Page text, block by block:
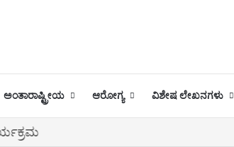
ಅಂತಾರಾಷ್ಟ್ರೀಯ ಆರೋಗ್ಯ ವಿಶೇಷ ಲೇಖನಗಳು